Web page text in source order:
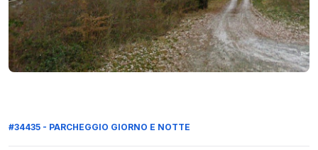
#34435 - PARCHEGGIO GIORNO E NOTTE